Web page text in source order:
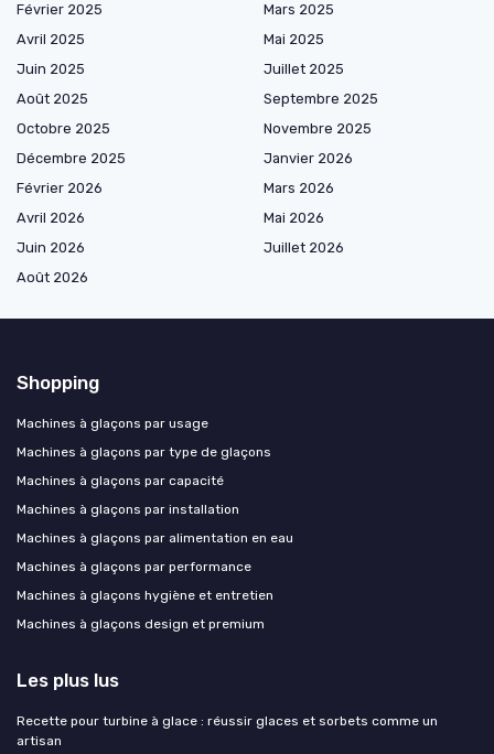
Février 2025
Mars 2025
Avril 2025
Mai 2025
Juin 2025
Juillet 2025
Août 2025
Septembre 2025
Octobre 2025
Novembre 2025
Décembre 2025
Janvier 2026
Février 2026
Mars 2026
Avril 2026
Mai 2026
Juin 2026
Juillet 2026
Août 2026
Shopping
Machines à glaçons par usage
Machines à glaçons par type de glaçons
Machines à glaçons par capacité
Machines à glaçons par installation
Machines à glaçons par alimentation en eau
Machines à glaçons par performance
Machines à glaçons hygiène et entretien
Machines à glaçons design et premium
Les plus lus
Recette pour turbine à glace : réussir glaces et sorbets comme un
artisan